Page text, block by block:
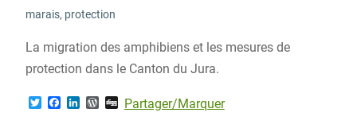
marais, protection
La migration des amphibiens et les mesures de
protection dans le Canton du Jura.
T
F
L
W DPartager/Marquer